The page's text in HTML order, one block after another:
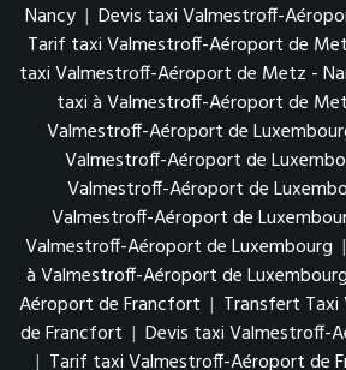
Nancy | Devis taxi Valmestroff-
Tarif taxi Valmestroff-Aéroport de
taxi Valmestroff-Aéroport de Metz -
taxi à Valmestroff-Aéroport de
Valmestroff-Aéroport de
Valmestroff-Aéroport de
Valmestroff-Aéroport de
Valmestroff-Aéroport de
Valmestroff-Aéroport de Luxembourg |
à Valmestroff-Aéroport de Luxembourg
Aéroport de Francfort | Transfert
de Francfort | Devis taxi Valmestroff-
| Tarif taxi Valmestroff-Aéroport de